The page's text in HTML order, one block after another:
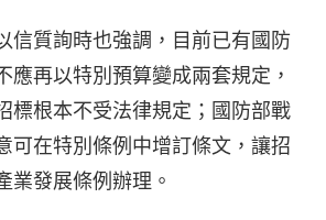
信質詢時也強調，目前已有國防
應再以特別預算變成兩套規定，
標根本不受法律規定；國防部戰
可在特別條例中增訂條文，讓招
業發展條例辦理。